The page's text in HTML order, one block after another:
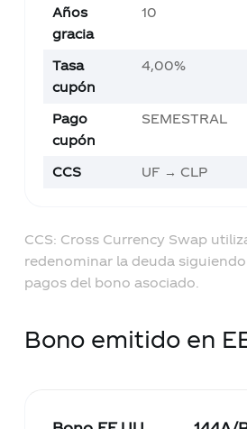
Años
gracia
10
Tasa
cupón
4,00%
Pago
cupón
SEMESTRAL
CCS UF → CLP
CCS: Cross Currency Swap
redenominar la deuda
pagos del bono asociado.
Bono emitido en